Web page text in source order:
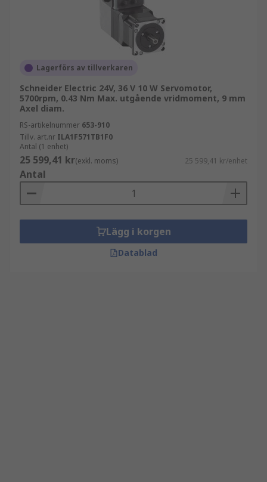
Lagerförs av tillverkaren
Schneider Electric 24V, 36 V 10 W Servomotor,
5700rpm, 0.43 Nm Max. utgående vridmoment, 9 mm
Axel diam.
RS-artikelnummer 653-910
Tillv. art.nr ILA1F571TB1F0
Antal (1 enhet)
25 599,41 kr(exkl. moms) 25 599,41 kr/enhet
Antal
Lägg i korgen
Datablad